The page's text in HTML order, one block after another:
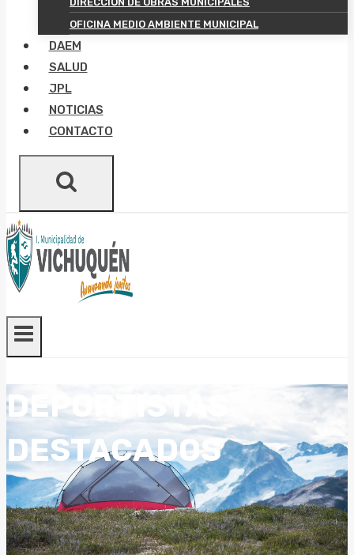
OFICINA MEDIO AMBIENTE MUNICIPAL
DAEM
SALUD
JPL
NOTICIAS
CONTACTO
DEPORTISTAS
DESTACADOS